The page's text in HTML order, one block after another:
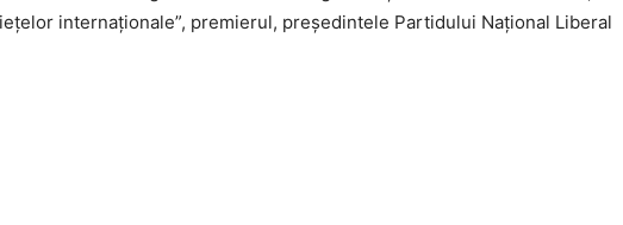
internaționale”, premierul, președintele Partidului Național Liberal